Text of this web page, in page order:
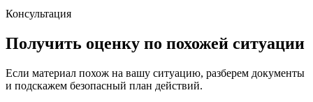
Консультация
Получить оценку по похожей ситуации
Если материал похож на вашу ситуацию, разберем документы
и подскажем безопасный план действий.